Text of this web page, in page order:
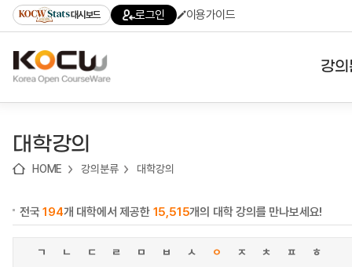
기
기
기
content)
가
대시보드 로그인 이용가이드
강
대학강의
HOME 강의분류 대학강의
전국194개 대학에서 제공한 15,515개의 대학 강의를 만나보세요!
ㄱ ㄴ ㄷ ㄹ ㅁ ㅂ ㅅ ㅇ ㅈ ㅊ ㅍ ㅎ